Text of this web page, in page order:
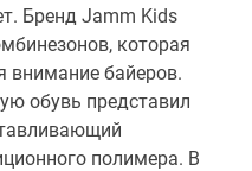
Бренд Jamm Kids
которая
внимание байеров.
обувь представил
полимера. В